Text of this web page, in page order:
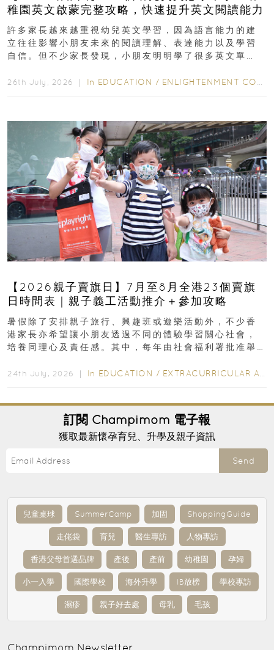
稚園英文啟蒙完整攻略，快速提升英文閱讀能力
許多家長越來越重視幼兒英文學習，因為語言能力的建
立往往影響小朋友未來的閱讀理解、表達能力以及學習
自信。但不少家長發現，小朋友明明學了很多英文單
26th July, 2026 ｜ In EDUCATION / ENLIGHTENMENT CORNER
【2026親子賣旗日】7月至8月全港23個賣旗
日時間表｜親子義工活動推介＋參加攻略
暑假除了安排親子旅行、興趣班或遊樂活動外，不少香
港家長亦希望讓小朋友透過不同的體驗學習關心社會，
培養同理心及責任感。其中，每年由社會福利署批准舉
24th July, 2026 ｜ In EDUCATION / EXTRACURRICULAR ACTIVITIES
訂閱 Champimom 電子報
獲取最新懷孕育兒、升學及親子資訊
Send
兒童桌球 SummerCamp 加固 ShoppingGuide
走佬袋 育兒 醫生專訪 人物專訪
香港父母首選品牌 產後 產前 幼稚園 孕婦
小一入學 國際學校 海外升學 IB放榜 學校專訪
濕疹 親子好去處 母乳 毛孩
Champimom Newsletter